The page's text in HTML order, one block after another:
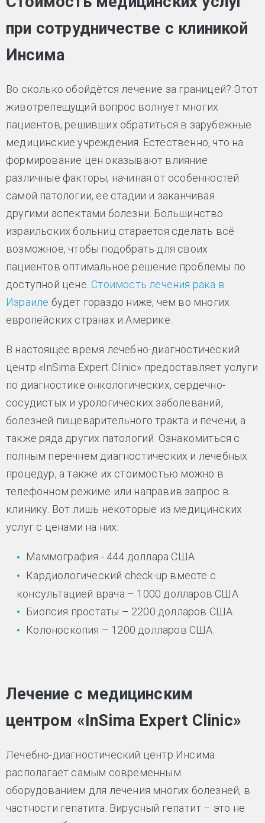
при сотрудничестве с клиникой
Инсима
Во сколько обойдётся лечение за границей? Этот
животрепещущий вопрос волнует многих
пациентов, решивших обратиться в зарубежные
медицинские учреждения. Естественно, что на
формирование цен оказывают влияние
различные факторы, начиная от особенностей
самой патологии, её стадии и заканчивая
другими аспектами болезни. Большинство
израильских больниц старается сделать всё
возможное, чтобы подобрать для своих
пациентов оптимальное решение проблемы по
доступной цене.Стоимость лечения рака в
Израиле будет гораздо ниже, чем во многих
европейских странах и Америке.
В настоящее время лечебно-диагностический
центр «InSima Expert Clinic» предоставляет услуги
по диагностике онкологических, сердечно-
сосудистых и урологических заболеваний,
болезней пищеварительного тракта и печени, а
также ряда других патологий. Ознакомиться с
полным перечнем диагностических и лечебных
процедур, а также их стоимостью можно в
телефонном режиме или направив запрос в
клинику. Вот лишь некоторые из медицинских
услуг с ценами на них:
Маммография - 444 доллара США
Кардиологический check-up вместе с
консультацией врача – 1000 долларов США
Биопсия простаты – 2200 долларов США
Колоноскопия – 1200 долларов США.
Лечение с медицинским
центром «InSima Expert Clinic»
Лечебно-диагностический центр Инсима
располагает самым современным
оборудованием для лечения многих болезней, в
частности гепатита. Вирусный гепатит – это не